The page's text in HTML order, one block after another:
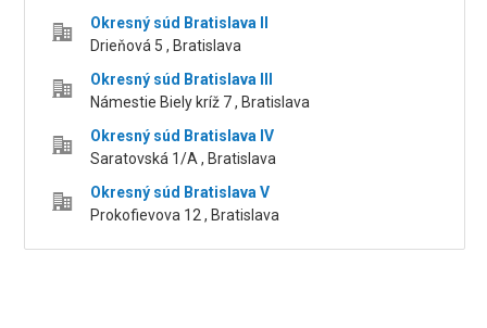
Okresný súd Bratislava II
Drieňová 5 , Bratislava
Okresný súd Bratislava III
Námestie Biely kríž 7 , Bratislava
Okresný súd Bratislava IV
Saratovská 1/A , Bratislava
Okresný súd Bratislava V
Prokofievova 12 , Bratislava